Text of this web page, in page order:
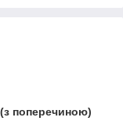
поперечиною)